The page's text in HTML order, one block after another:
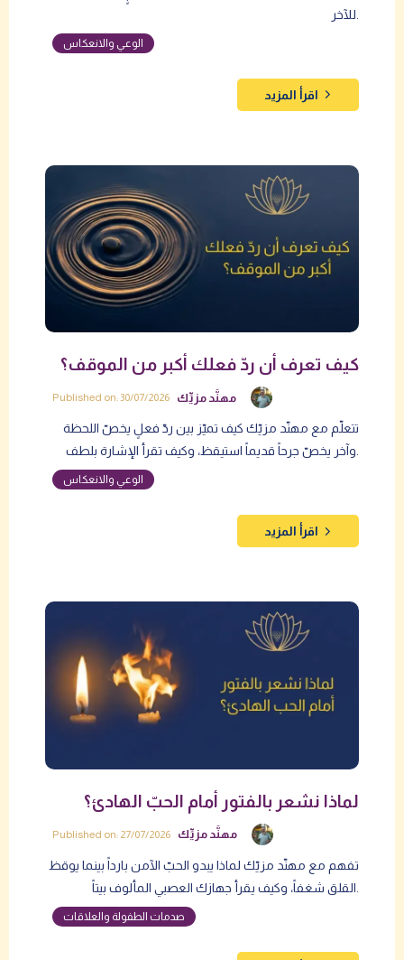
الوعي والانعكاس
اقرأ المزيد
كيف تعرف أن ردّ فعلك أكبر من الموقف؟
مهنَّد مزيِّك Published on: 30/07/2026
تتعلّم مع مهنّد مزيّك كيف تميّز بين ردّ فعلٍ يخصّ اللحظة
الوعي والانعكاس
اقرأ المزيد
لماذا نشعر بالفتور أمام الحبّ الهادئ؟
مهنَّد مزيِّك Published on: 27/07/2026
تفهم مع مهنّد مزيّك لماذا يبدو الحبّ الآمن بارداً بينما يوقظ
صدمات الطفولة والعلاقات